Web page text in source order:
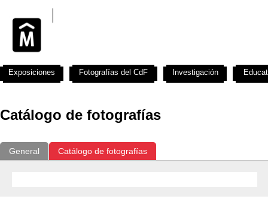
Catálogo de fotografías
General Catálogo de fotografías
Exposiciones Fotografías del CdF Investigación